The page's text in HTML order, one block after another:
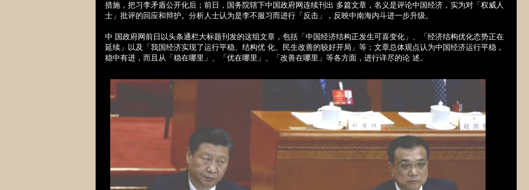
措施，把习李矛盾公开化后；前日，国务院辖下中国政府网连续刊出 多篇文章，名义是评论中国经济，实为对「权威人
士」批评的回应和辩护。分析人士认为是李不服习而进行「反击」，反映中南海内斗进一步升级。
中 国政府网前日以头条通栏大标题刊发的这组文章，包括「中国经济结构正发生可喜变化」、「经济结构优化态势正在
延续」以及「我国经济实现了运行平稳、结构优 化、民生改善的较好开局」等；文章总体观点认为中国经济运行平稳，
稳中有进，而且从「稳在哪里」、「优在哪里」、「改善在哪里」等各方面，进行详尽的论 述。